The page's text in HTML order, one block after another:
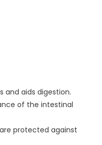
and aids digestion.
of the intestinal
protected against